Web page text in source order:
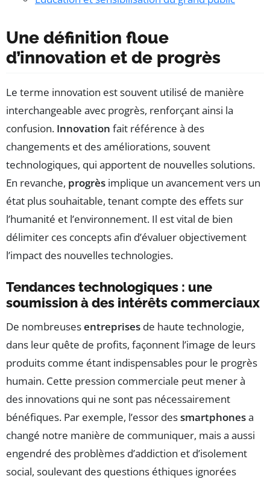
Une définition floue
d’innovation et de progrès
Le terme innovation est souvent utilisé de manière
interchangeable avec progrès, renforçant ainsi la
confusion. Innovation fait référence à des
changements et des améliorations, souvent
technologiques, qui apportent de nouvelles solutions.
En revanche, progrès implique un avancement vers un
état plus souhaitable, tenant compte des effets sur
l’humanité et l’environnement. Il est vital de bien
délimiter ces concepts afin d’évaluer objectivement
l’impact des nouvelles technologies.
Tendances technologiques : une
soumission à des intérêts commerciaux
De nombreusesentreprises de haute technologie,
dans leur quête de profits, façonnent l’image de leurs
produits comme étant indispensables pour le progrès
humain. Cette pression commerciale peut mener à
des innovations qui ne sont pas nécessairement
bénéfiques. Par exemple, l’essor dessmartphonesa
changé notre manière de communiquer, mais a aussi
engendré des problèmes d’addiction et d’isolement
social, soulevant des questions éthiques ignorées